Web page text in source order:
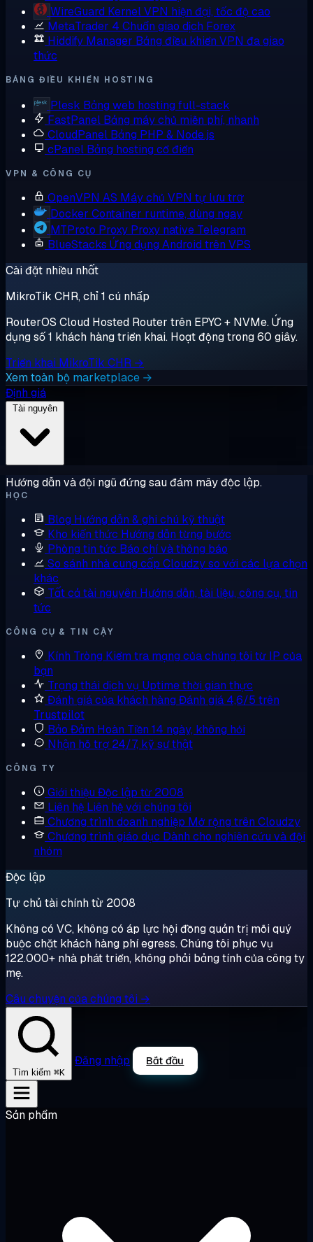
WireGuard Kernel VPN hiện đại, tốc độ cao
MetaTrader 4 Chuẩn giao dịch Forex
Hiddify Manager Bảng điều khiển VPN đa giao
thức
BẢNG ĐIỀU KHIỂN HOSTING
Plesk Bảng web hosting full-stack
FastPanel Bảng máy chủ miễn phí, nhanh
CloudPanel Bảng PHP & Node.js
cPanel Bảng hosting cổ điển
VPN & CÔNG CỤ
OpenVPN AS Máy chủ VPN tự lưu trữ
Docker Container runtime, dùng ngay
MTProto Proxy Proxy native Telegram
BlueStacks Ứng dụng Android trên VPS
Cài đặt nhiều nhất
MikroTik CHR, chỉ 1 cú nhấp
RouterOS Cloud Hosted Router trên EPYC + NVMe. Ứng
dụng số 1 khách hàng triển khai. Hoạt động trong 60 giây.
Triển khai MikroTik CHR →
Xem toàn bộ marketplace →
Định giá
Hướng dẫn và đội ngũ đứng sau đám mây độc lập.
HỌC
Blog Hướng dẫn & ghi chú kỹ thuật
Kho kiến thức Hướng dẫn từng bước
Phòng tin tức Báo chí và thông báo
So sánh nhà cung cấp Cloudzy so với các lựa chọn
khác
Tất cả tài nguyên Hướng dẫn, tài liệu, công cụ, tin
tức
CÔNG CỤ & TIN CẬY
Kính Tròng Kiểm tra mạng của chúng tôi từ IP của
bạn
Trạng thái dịch vụ Uptime thời gian thực
Đánh giá của khách hàng Đánh giá 4,6/5 trên
Trustpilot
Bảo Đảm Hoàn Tiền 14 ngày, không hỏi
Nhận hỗ trợ 24/7, kỹ sư thật
CÔNG TY
Giới thiệu Độc lập từ 2008
Liên hệ Liên hệ với chúng tôi
Chương trình doanh nghiệp Mở rộng trên Cloudzy
Chương trình giáo dục Dành cho nghiên cứu và đội
nhóm
Độc lập
Tự chủ tài chính từ 2008
Không có VC, không có áp lực hội đồng quản trị mỗi quý
buộc chặt khách hàng phí egress. Chúng tôi phục vụ
122.000+ nhà phát triển, không phải bảng tính của công ty
mẹ.
Câu chuyện của chúng tôi →
Tìm kiếm ⌘K
Đăng nhập Bắt đầu
Sản phẩm